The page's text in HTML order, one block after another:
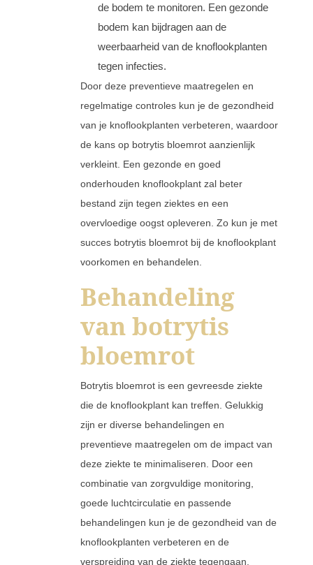
de bodem te monitoren. Een gezonde
bodem kan bijdragen aan de
weerbaarheid van de knoflookplanten
tegen infecties.
Door deze preventieve maatregelen en
regelmatige controles kun je de gezondheid
van je knoflookplanten verbeteren, waardoor
de kans op botrytis bloemrot aanzienlijk
verkleint. Een gezonde en goed
onderhouden knoflookplant zal beter
bestand zijn tegen ziektes en een
overvloedige oogst opleveren. Zo kun je met
succes botrytis bloemrot bij de knoflookplant
voorkomen en behandelen.
Behandeling
van botrytis
bloemrot
Botrytis bloemrot is een gevreesde ziekte
die de knoflookplant kan treffen. Gelukkig
zijn er diverse behandelingen en
preventieve maatregelen om de impact van
deze ziekte te minimaliseren. Door een
combinatie van zorgvuldige monitoring,
goede luchtcirculatie en passende
behandelingen kun je de gezondheid van de
knoflookplanten verbeteren en de
verspreiding van de ziekte tegengaan.